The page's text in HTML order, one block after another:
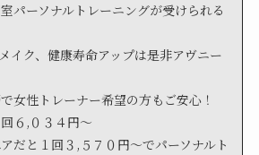
パーソナルトレーニングが受けられる
イク、健康寿命アップは是非アヴニー
女性トレーナー希望の方もご安心！
６,０３４円〜
だと１回３,５７０円〜でパーソナルト